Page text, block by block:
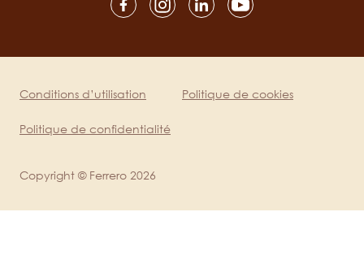
mobile
Legal
Conditions d’utilisation
Politique de confidentialité
Politique de cookies
Copyright © Ferrero 2026